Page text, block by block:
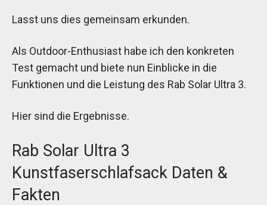
Lasst uns dies gemeinsam erkunden.
Als Outdoor-Enthusiast habe ich den konkreten
Test gemacht und biete nun Einblicke in die
Funktionen und die Leistung des Rab Solar Ultra 3.
Hier sind die Ergebnisse.
Rab Solar Ultra 3
Kunstfaserschlafsack Daten &
Fakten